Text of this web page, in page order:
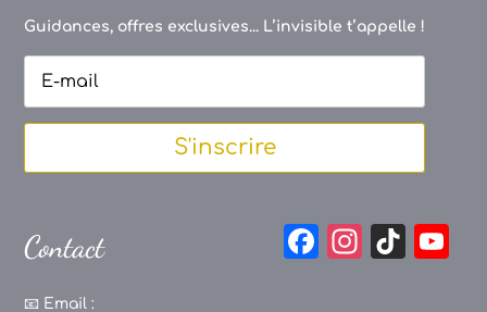
Guidances, offres exclusives... L’invisible t’appelle !
S'inscrire
Contact
📧 Email :
F
In Ti